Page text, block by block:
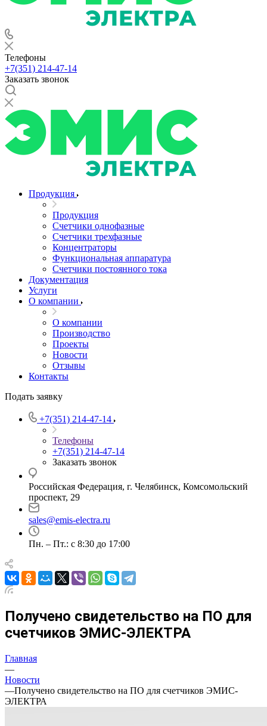
Телефоны
+7(351) 214-47-14
Заказать звонок
Продукция
Продукция
Счетчики однофазные
Счетчики трехфазные
Концентраторы
Функциональная аппаратура
Счетчики постоянного тока
Документация
Услуги
О компании
О компании
Производство
Проекты
Новости
Отзывы
Контакты
Подать заявку
+7(351) 214-47-14
Телефоны
+7(351) 214-47-14
Заказать звонок
Российская Федерация, г. Челябинск, Комсомольский
проспект, 29
sales@emis-electra.ru
Пн. – Пт.: с 8:30 до 17:00
Получено свидетельство на ПО для
счетчиков ЭМИС-ЭЛЕКТРА
Главная
—
Новости
—Получено свидетельство на ПО для счетчиков ЭМИС-
ЭЛЕКТРА